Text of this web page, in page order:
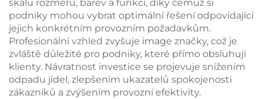
škálu rozměrů, barev a funkcí, díky čemuž si
podniky mohou vybrat optimální řešení odpovídající
jejich konkrétním provozním požadavkům.
Profesionální vzhled zvyšuje image značky, což je
zvláště důležité pro podniky, které přímo obsluhují
klienty. Návratnost investice se projevuje snížením
odpadu jídel, zlepšením ukazatelů spokojenosti
zákazníků a zvýšením provozní efektivity.